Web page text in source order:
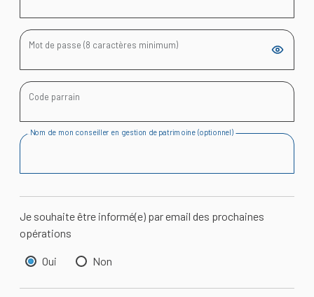
Mot de passe (8 caractères minimum)
Code parrain
Nom de mon conseiller en gestion de patrimoine (optionnel)
Je souhaite être informé(e) par email des prochaines
opérations
Oui Non